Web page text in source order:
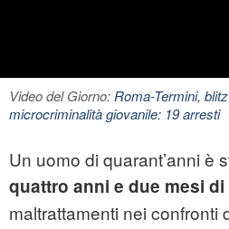
Video del Giorno:Roma-Termini,
microcriminalità giovanile: 19 arresti
Un uomo di quarant’anni è
quattro anni e due mesi
maltrattamenti nei confronti